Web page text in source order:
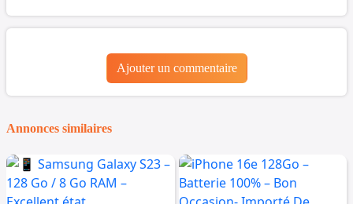
Ajouter un commentaire
Annonces similaires